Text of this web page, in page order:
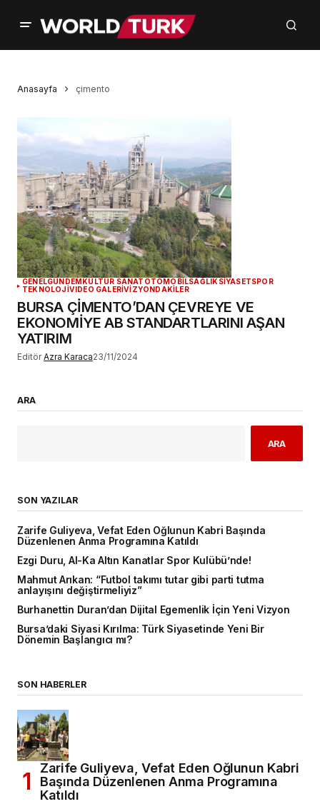
Anasayfa çimento
GENELGÜNDEMKÜLTÜR SANAT OTOMOBİLSAĞLIK SİYASETSPOR
TEKNOLOJİVIDEO GALERİVİZYONDAKİLER
BURSA ÇİMENTO’DAN ÇEVREYE VE
EKONOMİYE AB STANDARTLARINI AŞAN
YATIRIM
Editör Azra Karaca23/11/2024
ARA
ARA
SON YAZILAR
Zarife Guliyeva, Vefat Eden Oğlunun Kabri Başında
Düzenlenen Anma Programına Katıldı
Ezgi Duru, Al-Ka Altın Kanatlar Spor Kulübü’nde!
Mahmut Arıkan: “Futbol takımı tutar gibi parti tutma
anlayışını değiştirmeliyiz”
Burhanettin Duran’dan Dijital Egemenlik İçin Yeni Vizyon
Bursa’daki Siyasi Kırılma: Türk Siyasetinde Yeni Bir
Dönemin Başlangıcı mı?
SON HABERLER
Zarife Guliyeva, Vefat Eden Oğlunun Kabri
Başında Düzenlenen Anma Programına
Katıldı